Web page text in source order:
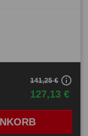
127,13 €
141,25 € info_outline